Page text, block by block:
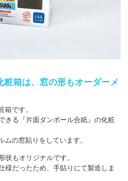
粧箱は、窓の形もオーダーメ
箱です。
きる『片面ダンボール合紙』の化粧
の窓貼りをしています。
状もオリジナルです。
様だったため、手貼りにて製造しま